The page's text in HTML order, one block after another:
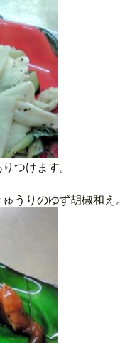
つけます。
うりのゆず胡椒和え。